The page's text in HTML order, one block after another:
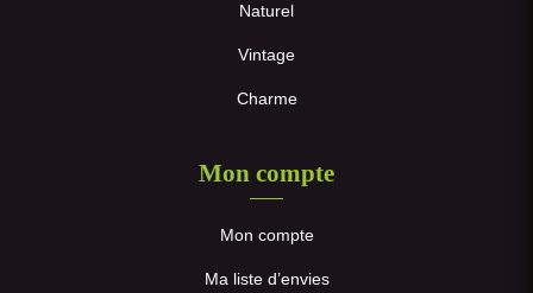
Naturel
Vintage
Charme
Mon compte
Mon compte
Ma liste d’envies